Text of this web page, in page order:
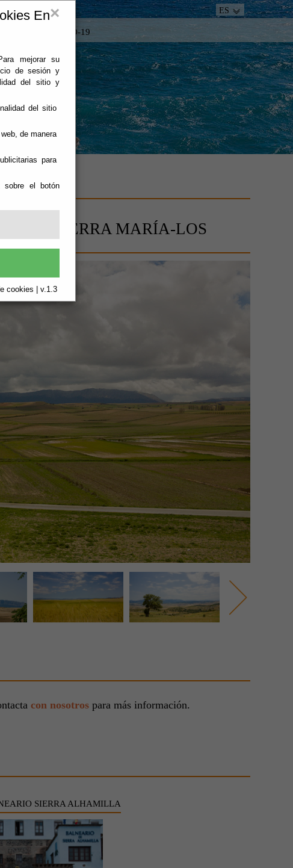
×
En
mejorar su
de sesión y
del sitio y
del sitio
de manera
para
sobre el botón
cookies | v.1.3
ES
COVID-19
SIERRA MARÍA-LOS
con nosotrospara más información.
SIERRA ALHAMILLA